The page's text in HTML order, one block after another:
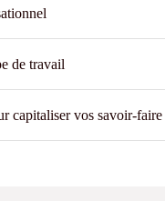
de travail
capitaliser vos savoir-faire